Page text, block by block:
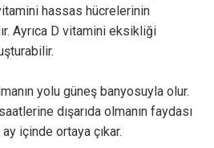
hassas hücrelerinin
Ayrıca D vitamini eksikliği
yolu güneş banyosuyla olur.
dışarıda olmanın faydası
içinde ortaya çıkar.